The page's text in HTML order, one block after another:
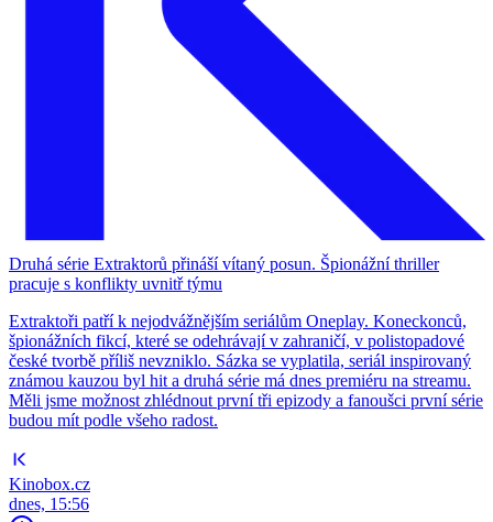
Druhá série Extraktorů přináší vítaný posun. Špionážní thriller
pracuje s konflikty uvnitř týmu
Extraktoři patří k nejodvážnějším seriálům Oneplay. Koneckonců,
špionážních fikcí, které se odehrávají v zahraničí, v polistopadové
české tvorbě příliš nevzniklo. Sázka se vyplatila, seriál inspirovaný
známou kauzou byl hit a druhá série má dnes premiéru na streamu.
Měli jsme možnost zhlédnout první tři epizody a fanoušci první série
budou mít podle všeho radost.
Kinobox.cz
dnes, 15:56